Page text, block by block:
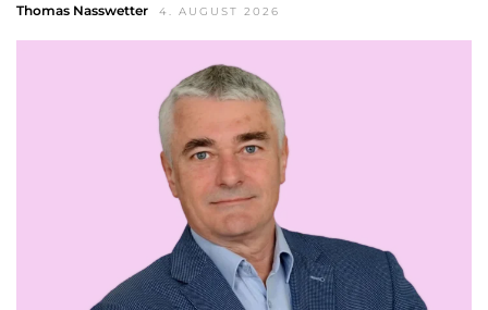
Thomas Nasswetter 4. AUGUST 2026